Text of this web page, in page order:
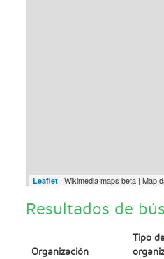
Leaflet| Wikimedia maps beta | Map
Resultados de
Organización
Tipo